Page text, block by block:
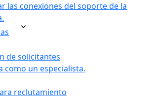
las conexiones del soporte de la
de solicitantes
como un especialista.
reclutamiento